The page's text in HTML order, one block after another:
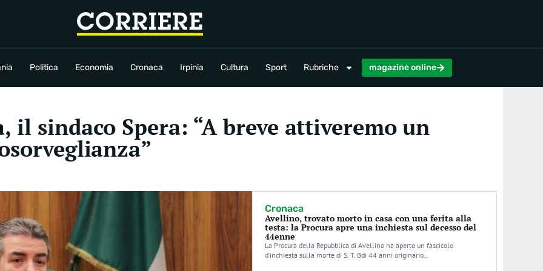
Politica Economia Cronaca Irpinia Cultura Sport Rubriche magazine online
Cronaca Irpinia Sport Rubriche
sindaco Spera: “A breve attiveremo un
Cronaca
Avellino, trovato morto in casa con una ferita alla
testa: la Procura apre una inchiesta sul decesso del
44enne
La Procura della Repubblica di Avellino ha aperto un fascicolo
d’inchiesta sulla morte di S. T. Bdi 44 anni originario…